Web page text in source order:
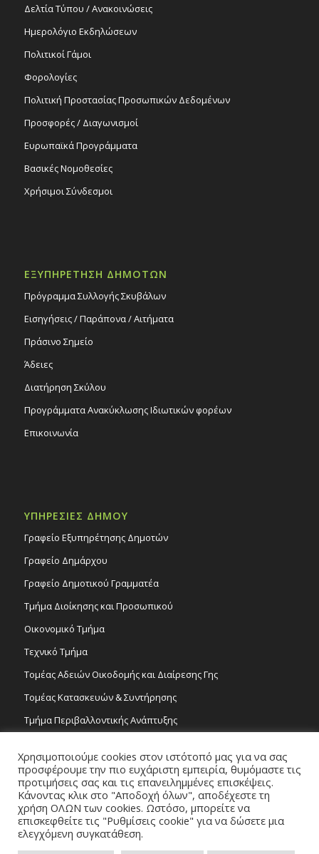
ΑΠΡ
«O Άγνωστος ερωτικός Παλαμάς», 21/4/16
All Day
21
Αναβολή εκδήλωσης «Ο Άγνωστος
Ερωτικός Παλαμάς» – Νέα ημερομηνία
πραγματοποίησης: 21/4/16 – Πολιτιστικό
Κέντρο Στροβόλου
Πολιτιστικό Κέντρο Στροβόλου
Δελτία Τύπου / Ανακοινώσεις
Ημερολόγιο Εκδηλώσεων
Πολιτικοί Γάμοι
Φορολογίες
Πολιτική Προστασίας Προσωπικών Δεδομένων
Προσφορές / Διαγωνισμοί
Ευρωπαϊκά Προγράμματα
Βασικές Νομοθεσίες
Χρήσιμοι Σύνδεσμοι
ΕΞΥΠΗΡΕΤΗΣΗ ΔΗΜΟΤΩΝ
Πρόγραμμα Συλλογής Σκυβάλων
Εισηγήσεις / Παράπονα / Αιτήματα
Πράσινο Σημείο
Άδειες
Διατήρηση Σκύλου
Προγράμματα Ανακύκλωσης Ιδιωτικών φορέων
Επικοινωνία
ΥΠΗΡΕΣΙΕΣ ΔΗΜΟΥ
Γραφείο Εξυπηρέτησης Δημοτών
Γραφείο Δημάρχου
Γραφείο Δημοτικού Γραμματέα
Τμήμα Διοίκησης και Προσωπικού
Οικονομικό Τμήμα
Τεχνικό Τμήμα
Τομέας Αδειών Οικοδομής και Διαίρεσης Γης
Τομέας Κατασκευών & Συντήρησης
Τμήμα Περιβαλλοντικής Ανάπτυξης
Τομέας Γραμμάτων και Τεχνών
Τροχονομία
Χρησιμοποιούμε cookies στον ιστότοπό μας για να σας
προσφέρουμε την πιο ευχάριστη εμπειρία, θυμόμαστε τις
προτιμήσεις σας και τις επανειλημμένες επισκέψεις.
Κάνοντας κλικ στο "Αποδοχή όλων", αποδέχεστε τη
χρήση ΟΛΩΝ των cookies. Ωστόσο, μπορείτε να
επισκεφθείτε τις "Ρυθμίσεις cookie" για να δώσετε μια
ελεγχόμενη συγκατάθεση.